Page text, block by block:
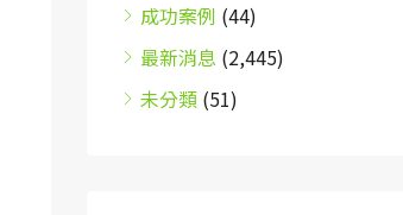
成功案例 (44)
最新消息 (2,445)
未分類 (51)